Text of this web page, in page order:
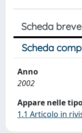
Scheda breve
Scheda
Anno
2002
Appare nelle
1.1 Articolo in